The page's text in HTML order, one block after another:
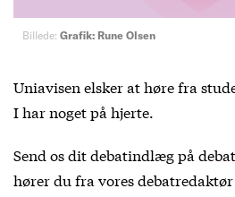
Billede: Grafik: Rune Olsen
Uniavisen elsker at høre fra
I har noget på hjerte.
Send os dit debatindlæg på
hører du fra vores